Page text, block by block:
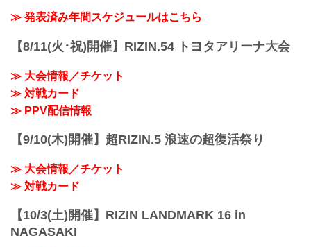
≫ 発表済み年間スケジュールはこちら
【8/11(火･祝)開催】RIZIN.54 トヨタアリーナ大会
≫ 大会情報／チケット
≫ 対戦カード
≫ PPV配信情報
【9/10(木)開催】超RIZIN.5 浪速の超復活祭り
≫ 大会情報／チケット
≫ 対戦カード
【10/3(土)開催】RIZIN LANDMARK 16 in
NAGASAKI